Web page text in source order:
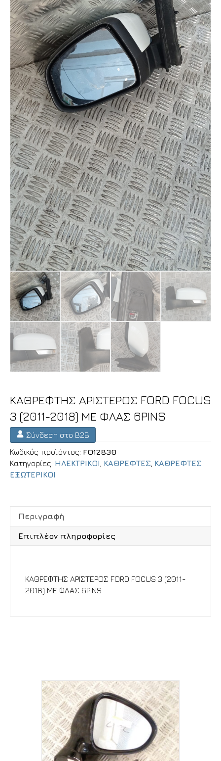
ΚΑΘΡΕΦΤΗΣ ΑΡΙΣΤΕΡΟΣ FORD FOCUS
3 (2011-2018) ΜΕ ΦΛΑΣ 6PINS
Σύνδεση στο B2B
Κωδικός προϊόντος: FO12830
Κατηγορίες: ΗΛΕΚΤΡΙΚΟΙ ΚΑΘΡΕΦΤΕΣ ΚΑΘΡΕΦΤΕΣ
ΕΞΩΤΕΡΙΚΟΙ
Περιγραφή
Επιπλέον πληροφορίες
ΚΑΘΡΕΦΤΗΣ ΑΡΙΣΤΕΡΟΣ FORD FOCUS 3 (2011-
2018) ΜΕ ΦΛΑΣ 6PINS